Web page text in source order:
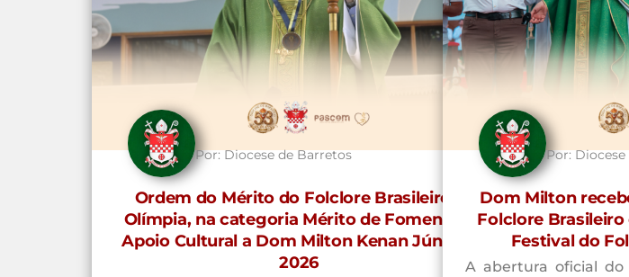
Por:Diocese de Barretos
Ordem do Mérito do Folclore Brasileiro –
Olímpia, na categoria Mérito de Fomento e
Apoio Cultural a Dom Milton Kenan Júnior –
2026
Por:
Dom Milton
Folclore Brasileiro
Festival do
A abertura oficial do